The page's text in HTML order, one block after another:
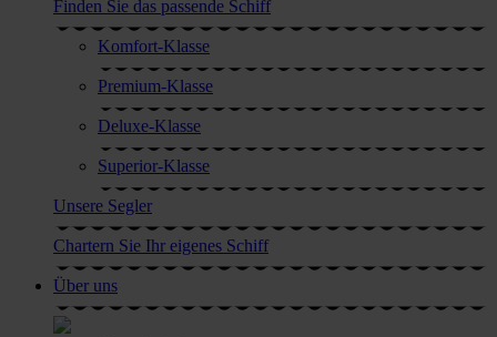
Finden Sie das passende Schiff
Komfort-Klasse
Premium-Klasse
Deluxe-Klasse
Superior-Klasse
Unsere Segler
Chartern Sie Ihr eigenes Schiff
Über uns